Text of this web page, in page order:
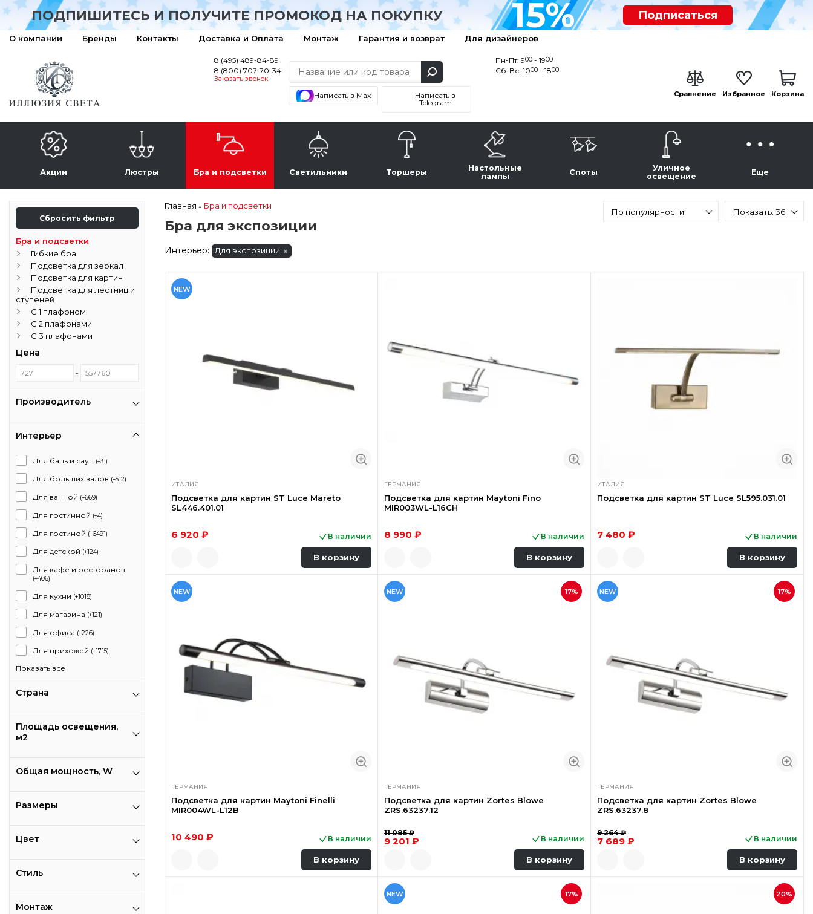
ПОДПИШИТЕСЬ И ПОЛУЧИТЕ ПРОМОКОД НА ПОКУПКУ 15% Подписаться
О компании Бренды Контакты Доставка и Оплата Монтаж Гарантия и возврат Для дизайнеров
8 (495) 489-84-89
8 (800) 707-70-34
Заказать звонок
Написать в Max
Написать в
Telegram
Пн-Пт: 900 - 1900
Сб-Вс: 1000 - 1800
Сравнение Избранное Корзина
Акции Люстры Бра и подсветки Светильники Торшеры
Настольные
лампы
Споты
Уличное
освещение
Еще
Сбросить фильтр
Бра и подсветки
Гибкие бра
Подсветка для зеркал
Подсветка для картин
Подсветка для лестниц и
ступеней
С 1 плафоном
С 2 плафонами
С 3 плафонами
Цена
-
Производитель
Интерьер
Для бань и саун (+31)
Для больших залов (+512)
Для ванной (+669)
Для гостинной (+4)
Для гостиной (+6491)
Для детской (+124)
Для кафе и ресторанов
(+406)
Для кухни (+1018)
Для магазина (+121)
Для офиса (+226)
Для прихожей (+1715)
Показать все
Страна
Площадь освещения,
м2
Общая мощность, W
Размеры
Цвет
Стиль
Монтаж
Главная » Бра и подсветки
Бра для экспозиции
По популярности Показать: 36
Интерьер: Для экспозиции
NEW
ИТАЛИЯ
Подсветка для картин ST Luce Mareto
SL446.401.01
6 920 ₽ В наличии
В корзину
ГЕРМАНИЯ
Подсветка для картин Maytoni Fino
MIR003WL-L16CH
8 990 ₽ В наличии
В корзину
ИТАЛИЯ
Подсветка для картин ST Luce SL595.031.01
7 480 ₽ В наличии
В корзину
NEW
ГЕРМАНИЯ
Подсветка для картин Maytoni Finelli
MIR004WL-L12B
10 490 ₽ В наличии
В корзину
NEW 17%
ГЕРМАНИЯ
Подсветка для картин Zortes Blowe
ZRS.63237.12
11 085 ₽
9 201 ₽ В наличии
В корзину
NEW 17%
ГЕРМАНИЯ
Подсветка для картин Zortes Blowe
ZRS.63237.8
9 264 ₽
7 689 ₽ В наличии
В корзину
NEW 17% 20%